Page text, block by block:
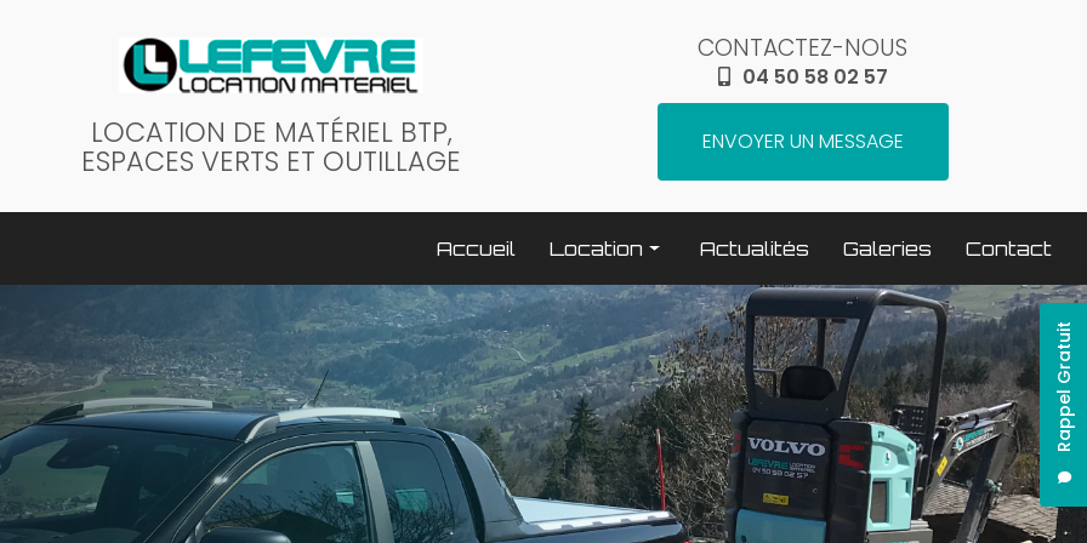
LOCATION DE MATÉRIEL BTP,
ESPACES VERTS ET OUTILLAGE
CONTACTEZ-NOUS
04 50 58 02 57
ENVOYER UN MESSAGE
Rappel Gratuit
Accueil
Location
Terrassement / compactage
Transport
Elévation / levage
Espaces verts
Traitement béton
Nettoyage
Actualités Galeries Contact